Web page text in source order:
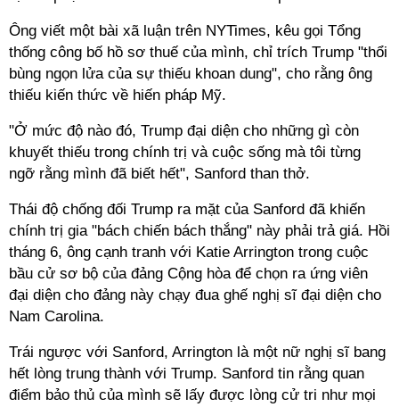
Ông viết một bài xã luận trên NYTimes, kêu gọi Tổng
thống công bố hồ sơ thuế của mình, chỉ trích Trump "thổi
bùng ngọn lửa của sự thiếu khoan dung", cho rằng ông
thiếu kiến thức về hiến pháp Mỹ.
"Ở mức độ nào đó, Trump đại diện cho những gì còn
khuyết thiếu trong chính trị và cuộc sống mà tôi từng
ngỡ rằng mình đã biết hết", Sanford than thở.
Thái độ chống đối Trump ra mặt của Sanford đã khiến
chính trị gia "bách chiến bách thắng" này phải trả giá. Hồi
tháng 6, ông cạnh tranh với Katie Arrington trong cuộc
bầu cử sơ bộ của đảng Cộng hòa để chọn ra ứng viên
đại diện cho đảng này chạy đua ghế nghị sĩ đại diện cho
Nam Carolina.
Trái ngược với Sanford, Arrington là một nữ nghị sĩ bang
hết lòng trung thành với Trump. Sanford tin rằng quan
điểm bảo thủ của mình sẽ lấy được lòng cử tri như mọi